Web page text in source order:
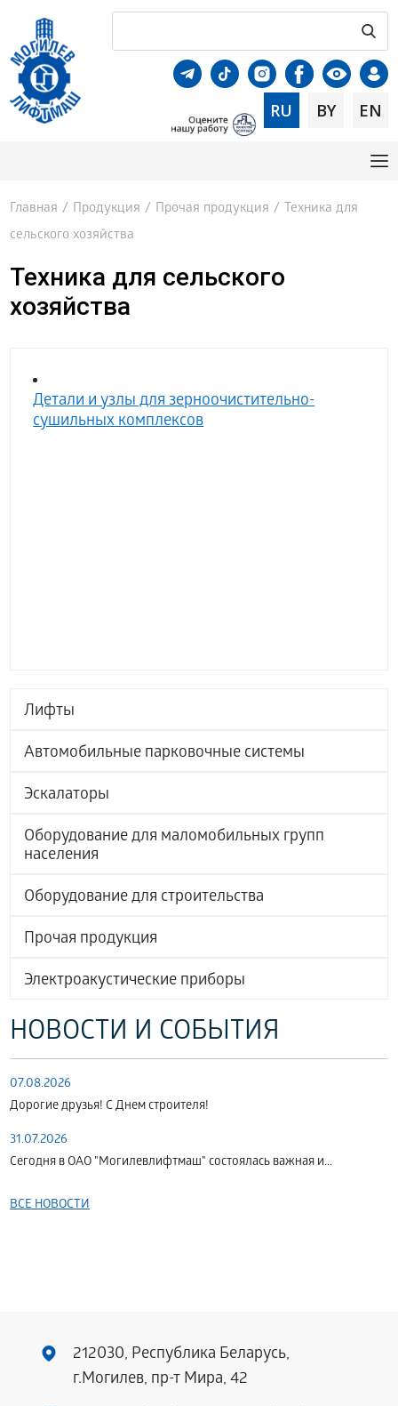
RU BY EN
Главная / Продукция / Прочая продукция / Техника для
сельского хозяйства
Техника для сельского
хозяйства
Лифты
Автомобильные парковочные системы
Эскалаторы
Оборудование для маломобильных групп
населения
Оборудование для строительства
Прочая продукция
Электроакустические приборы
НОВОСТИ И СОБЫТИЯ
07.08.2026
Дорогие друзья! С Днем строителя!
31.07.2026
Сегодня в ОАО "Могилевлифтмаш" состоялась важная и...
ВСЕ НОВОСТИ
Детали и узлы для зерноочистительно-
сушильных комплексов
212030, Республика Беларусь,
г.Могилев, пр-т Мира, 42